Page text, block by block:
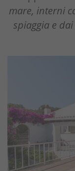
mare, interni
spiaggia e